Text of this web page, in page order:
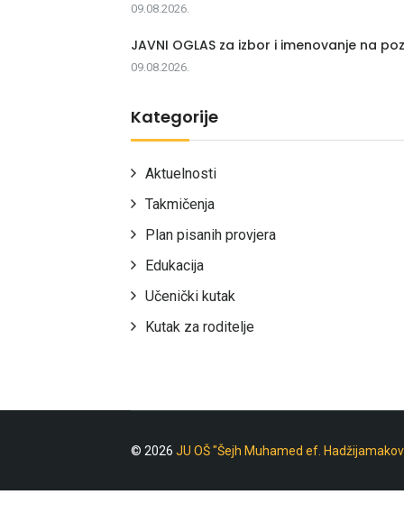
09.08.2026.
JAVNI OGLAS za izbor i imenovanje na
09.08.2026.
Kategorije
Aktuelnosti
Takmičenja
Plan pisanih provjera
Edukacija
Učenički kutak
Kutak za roditelje
© 2026 JU OŠ "Šejh Muhamed ef.